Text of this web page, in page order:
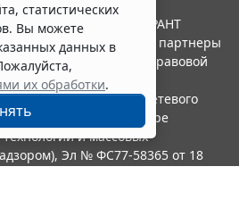
статистических
Вы можете
данных в
их обработки.
2026. Система ГАРАНТ
Компания "Гарант" и ее партнеры
ассоциации правовой
в качестве сетевого
по надзору в сфере
и массовых
Эл № ФС77-58365 от 18